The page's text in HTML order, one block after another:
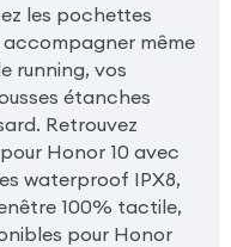
les pochettes
même
running, vos
étanches
Retrouvez
Honor 10 avec
waterproof IPX8,
100% tactile,
pour Honor